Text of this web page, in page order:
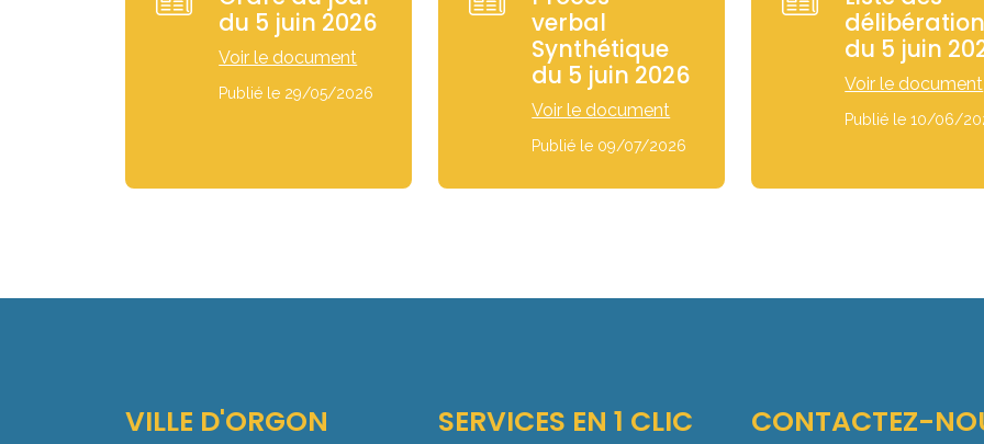
du 5 juin 2026
Voir le document
Publié le 29/05/2026
verbal
Synthétique
du 5 juin 2026
Voir le document
Publié le 09/07/2026
du 5 juin
Voir le document
Publié le 10/06/
VILLE D'ORGON SERVICES EN 1 CLIC CONTACTEZ-